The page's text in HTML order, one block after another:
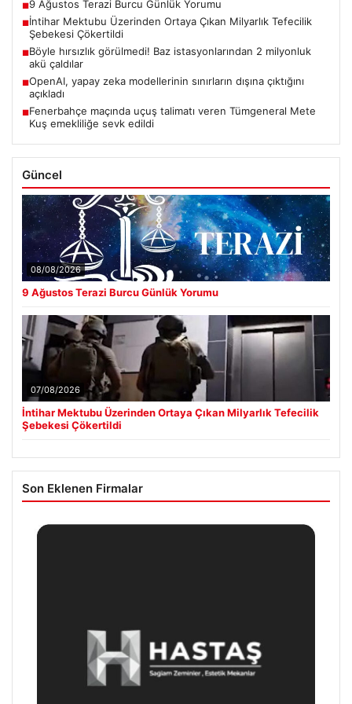
■9 Ağustos Terazi Burcu Günlük Yorumu
■İntihar Mektubu Üzerinden Ortaya Çıkan Milyarlık Tefecilik
Şebekesi Çökertildi
■Böyle hırsızlık görülmedi! Baz istasyonlarından 2 milyonluk
akü çaldılar
■OpenAI, yapay zeka modellerinin sınırların dışına çıktığını
açıkladı
■Fenerbahçe maçında uçuş talimatı veren Tümgeneral Mete
Kuş emekliliğe sevk edildi
Güncel
08/08/2026
9 Ağustos Terazi Burcu Günlük Yorumu
07/08/2026
İntihar Mektubu Üzerinden Ortaya Çıkan Milyarlık Tefecilik
Şebekesi Çökertildi
Son Eklenen Firmalar